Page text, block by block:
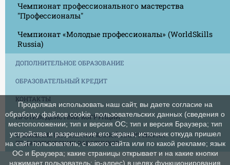
Чемпионат профессионального мастерства
"Профессионалы"
Чемпионат «Молодые профессионалы» (WorldSkills
Russia)
ДОПОЛНИТЕЛЬНОЕ ОБРАЗОВАНИЕ
ОБРАЗОВАТЕЛЬНЫЙ КРЕДИТ
КОНТАКТЫ
ПРОТИВОДЕЙСТВИЕ КОРРУПЦИИ
СНИЖЕНИЕ БЮРОКРАТИЧЕСКОЙ НАГРУЗКИ НА
ПЕДАГОГИЧЕСКИХ РАБОТНИКОВ
Продолжая использовать наш сайт, вы даете согласие на
обработку файлов cookie, пользовательских данных (сведения о
местоположении; тип и версия ОС; тип и версия Браузера; тип
устройства и разрешение его экрана; источник откуда пришел
на сайт пользователь; с какого сайта или по какой рекламе; язык
ОС и Браузера; какие страницы открывает и на какие кнопки
нажимает пользователь; ip-адрес) в целях функционирования